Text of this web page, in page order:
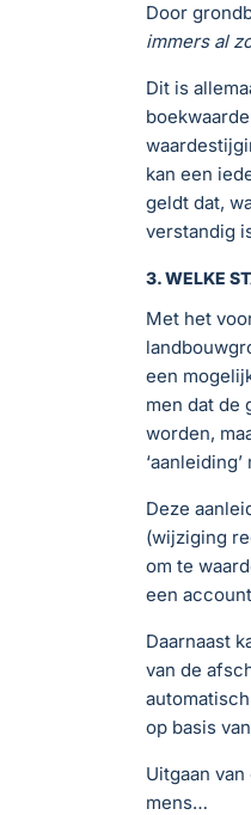
Door
immers al
Dit is
kan een
geldt dat,
verstandig
3. WELKE
Met het
een
men dat de
worden,
Deze
(wijziging
om te
een
Daarnaast
van de
op basis
Uitgaan
mens…